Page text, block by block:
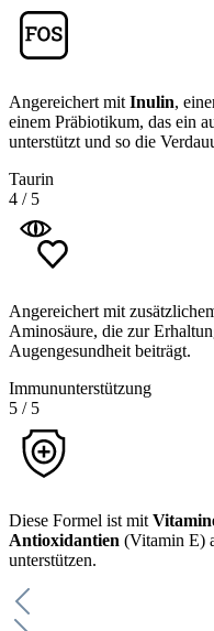
Angereichert mit Inulin,
einem Präbiotikum, das ein
unterstützt und so die
Taurin
4 / 5
Angereichert mit
Aminosäure, die zur
Augengesundheit beiträgt.
Immununterstützung
5 / 5
Diese Formel ist mit
Antioxidantien (Vitamin E)
unterstützen.